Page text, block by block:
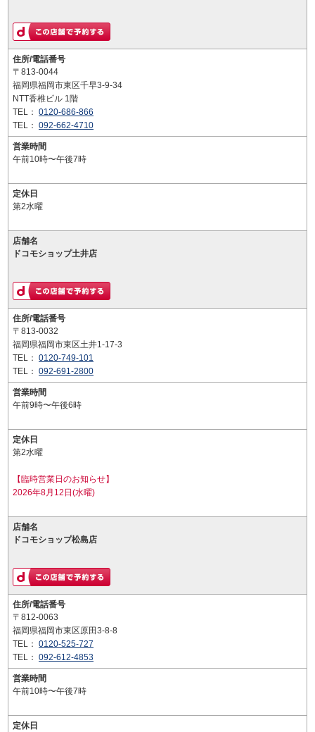
住所/電話番号
〒813-0044
福岡県福岡市東区千早3-9-34
NTT香椎ビル 1階
TEL： 0120-686-866
TEL： 092-662-4710
営業時間
午前10時〜午後7時
定休日
第2水曜
店舗名
ドコモショップ土井店
住所/電話番号
〒813-0032
福岡県福岡市東区土井1-17-3
TEL： 0120-749-101
TEL： 092-691-2800
営業時間
午前9時〜午後6時
定休日
第2水曜
【臨時営業日のお知らせ】
2026年8月12日(水曜)
店舗名
ドコモショップ松島店
住所/電話番号
〒812-0063
福岡県福岡市東区原田3-8-8
TEL： 0120-525-727
TEL： 092-612-4853
営業時間
午前10時〜午後7時
定休日